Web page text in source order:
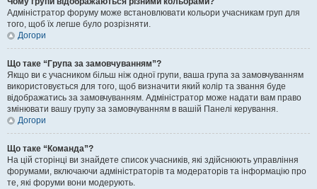
Адміністратор форуму може встановлювати кольори учасникам груп для
того, щоб їх легше було розрізняти.
Догори
Що таке “Група за замовчуванням”?
Якщо ви є учасником більш ніж одної групи, ваша група за замовчуванням
використовується для того, щоб визначити який колір та звання буде
відображатись за замовчуванням. Адміністратор може надати вам право
змінювати вашу групу за замовчуванням в вашій Панелі керування.
Догори
Що таке “Команда”?
На цій сторінці ви знайдете список учасників, які здійснюють управління
форумами, включаючи адміністраторів та модераторів та інформацію про
те, які форуми вони модерують.